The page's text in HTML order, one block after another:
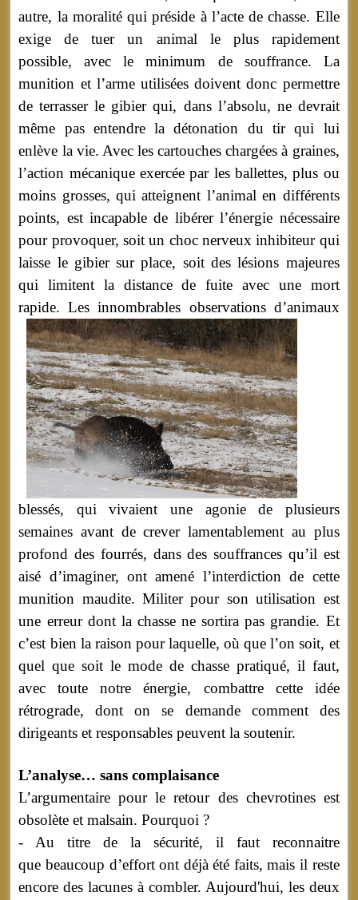
autre, la moralité qui préside à l’acte de chasse. Elle
exige de tuer un animal le plus rapidement
possible, avec le minimum de souffrance. La
munition et l’arme utilisées doivent donc permettre
de terrasser le gibier qui, dans l’absolu, ne devrait
même pas entendre la détonation du tir qui lui
enlève la vie. Avec les cartouches chargées à graines,
l’action mécanique exercée par les ballettes, plus ou
moins grosses, qui atteignent l’animal en différents
points, est incapable de libérer l’énergie nécessaire
pour provoquer, soit un choc nerveux inhibiteur qui
laisse le gibier sur place, soit des lésions majeures
qui limitent la distance de fuite avec une mort
rapide.Les innombrables observations d’animaux
blessés, qui vivaient une agonie de plusieurs
semaines avant de crever lamentablement au plus
profond des fourrés, dans des souffrances qu’il est
aisé d’imaginer, ont amené l’interdiction de cette
munition maudite. Militer pour son utilisation est
une erreur dont la chasse ne sortira pas grandie. Et
c’est bien la raison pour laquelle, où que l’on soit, et
quel que soit le mode de chasse pratiqué, il faut,
avec toute notre énergie, combattre cette idée
rétrograde, dont on se demande comment des
dirigeants et responsables peuvent la soutenir.
L’analyse… sans complaisance
L’argumentaire pour le retour des chevrotines est
obsolète et malsain. Pourquoi ?
- Au titre de la sécurité, il faut reconnaitre
que beaucoup d’effort ont déjà été faits, mais il reste
encore des lacunes à combler. Aujourd'hui, les deux